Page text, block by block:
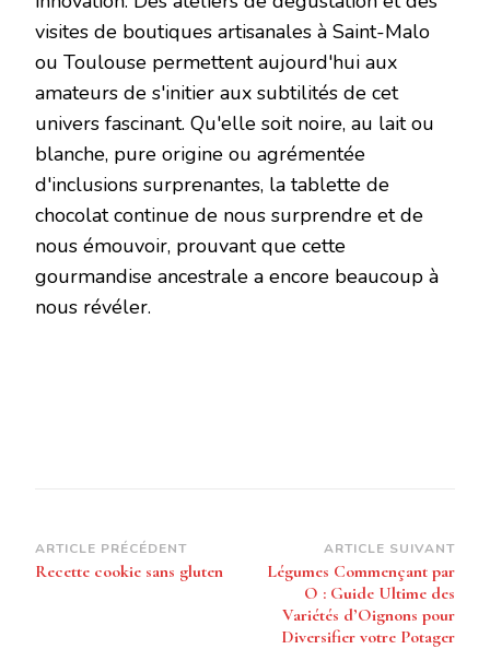
visites de boutiques artisanales à Saint-Malo
ou Toulouse permettent aujourd'hui aux
amateurs de s'initier aux subtilités de cet
univers fascinant. Qu'elle soit noire, au lait ou
blanche, pure origine ou agrémentée
d'inclusions surprenantes, la tablette de
chocolat continue de nous surprendre et de
nous émouvoir, prouvant que cette
gourmandise ancestrale a encore beaucoup à
nous révéler.
Navigation
d’article
ARTICLE PRÉCÉDENT
Recette cookie sans gluten
ARTICLE SUIVANT
Légumes Commençant par
O : Guide Ultime des
Variétés d’Oignons pour
Diversifier votre Potager